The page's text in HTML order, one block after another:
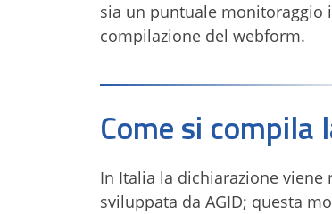
sia un puntuale monitoraggio
compilazione del webform.
Come si compila
In Italia la dichiarazione
sviluppata da AGID; questa